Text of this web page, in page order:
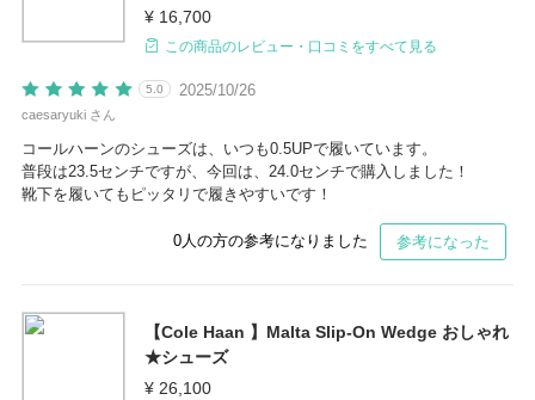
¥ 16,700
この商品のレビュー・口コミをすべて見る
2025/10/26
5.0
caesaryuki さん
コールハーンのシューズは、いつも0.5UPで履いています。
普段は23.5センチですが、今回は、24.0センチで購入しました！
靴下を履いてもピッタリで履きやすいです！
0人の方の参考になりました 参考になった
【Cole Haan 】Malta Slip-On Wedge おしゃれ
★シューズ
¥ 26,100